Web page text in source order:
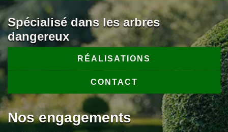
Spécialisé dans les arbres
dangereux
RÉALISATIONS
CONTACT
Nos engagements